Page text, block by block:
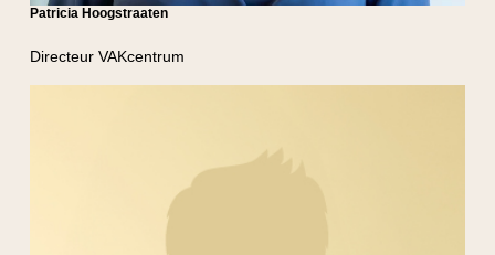
Directeur VAKcentrum
Patricia Hoogstraaten